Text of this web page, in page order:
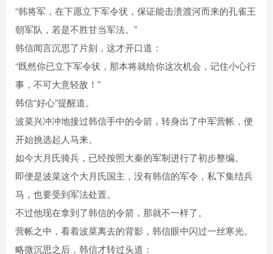
“韩将军，在下愿立下军令状，保证能击溃渡河而来的孔雀王
朝军队，若是不胜甘当军法。”
韩信闻言沉思了片刻，这才开口道：
“既然你已立下军令状，那本将就给你这次机会，记住小心行
事，不可大意轻敌！”
韩信“好心”提醒道。
波菜兴冲冲地接过韩信手中的令箭，转身出了中军营帐，便
开始挑选起人马来。
如今大月氏骑兵，已经按照大秦的军制进行了初步整编。
即便是波菜这个大月氏国主，没有韩信的军令，私下集结兵
马，也要受到军法处置。
不过他现在拿到了韩信的令箭，那就不一样了。
营帐之中，看着波菜离去的背影，韩信眼中闪过一丝寒光。
略微沉思之后，韩信才转过头道：